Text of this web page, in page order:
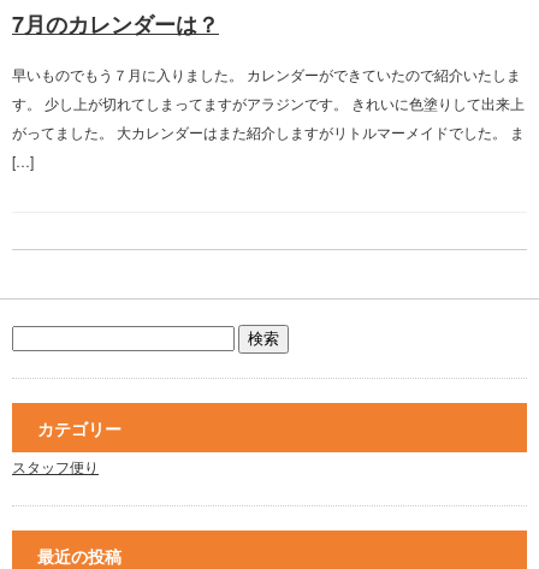
7月のカレンダーは？
早いものでもう７月に入りました。 カレンダーができていたので紹介いたしま
す。 少し上が切れてしまってますがアラジンです。 きれいに色塗りして出来上
がってました。 大カレンダーはまた紹介しますがリトルマーメイドでした。 ま
[…]
カテゴリー
スタッフ便り
最近の投稿